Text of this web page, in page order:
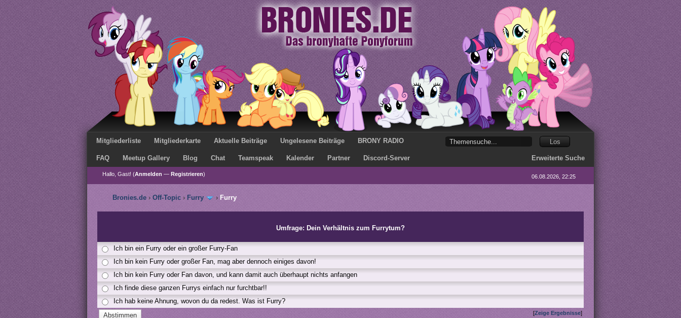
Mitgliederliste Mitgliederkarte Aktuelle Beiträge Ungelesene Beiträge BRONY RADIO
FAQ Meetup Gallery Blog Chat Teamspeak Kalender Partner Discord-Server Erweiterte Suche
Hallo, Gast! (Anmelden — Registrieren) 06.08.2026, 22:25
Bronies.de › Off-Topic › Furry › Furry
Umfrage: Dein Verhältnis zum Furrytum?
Ich bin ein Furry oder ein großer Furry-Fan
Ich bin kein Furry oder großer Fan, mag aber dennoch einiges davon!
Ich bin kein Furry oder Fan davon, und kann damit auch überhaupt nichts anfangen
Ich finde diese ganzen Furrys einfach nur furchtbar!!
Ich hab keine Ahnung, wovon du da redest. Was ist Furry?
[Zeige Ergebnisse]